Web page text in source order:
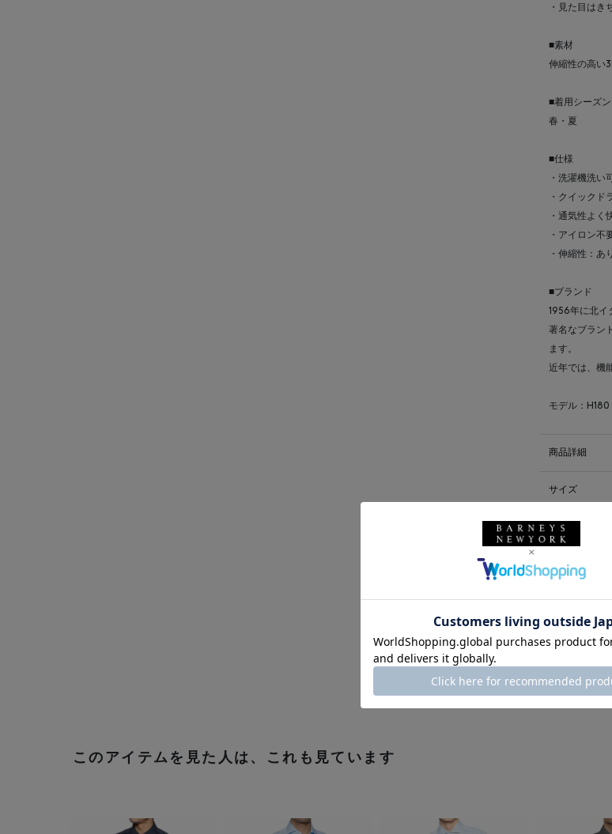
・見た目はき
■素材
伸縮性の高い
■着用シーズン
春・夏
■仕様
・洗濯機洗い
・クイックド
・通気性よく
・アイロン不
・伸縮性：あり
■ブランド
1956年に北イ
著名なブラン
ます。
近年では、機
モデル：
商品詳細
サイズ
※採寸の詳細
送料について
返品・交換に
このアイテムを見た人は、これも見ています